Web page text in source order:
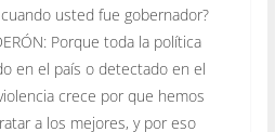
usted fue gobernador?
Porque toda la política
en el país o detectado en el
crece por que hemos
a los mejores, y por eso